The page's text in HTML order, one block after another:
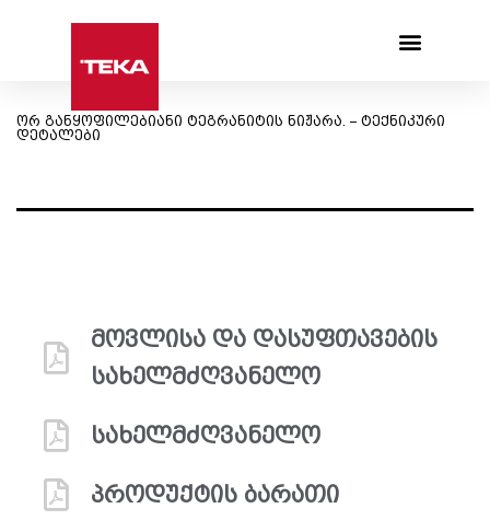
ორ განყოფილებიანი ტეგრანიტის ნიჟარა. – ტექნიკური
დეტალები
მოვლისა და დასუფთავების
სახელმძღვანელო
სახელმძღვანელო
პროდუქტის ბარათი